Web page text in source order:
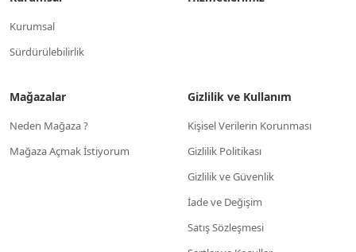
Kurumsal
Sürdürülebilirlik
Mağazalar
Neden Mağaza ?
Mağaza Açmak İstiyorum
Gizlilik ve Kullanım
Kişisel Verilerin Korunması
Gizlilik Politikası
Gizlilik ve Güvenlik
İade ve Değişim
Satış Sözleşmesi